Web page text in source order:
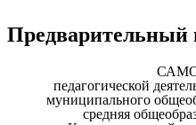
Предварительный
педагогической
муниципального
средняя